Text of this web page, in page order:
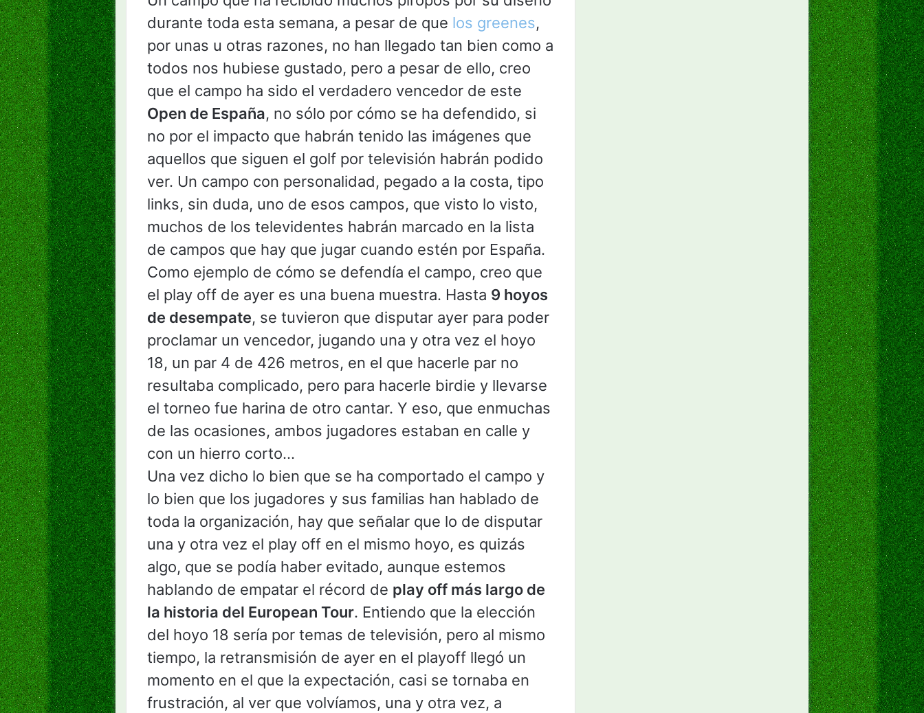
durante toda esta semana, a pesar de que los greenes,
por unas u otras razones, no han llegado tan bien como a
todos nos hubiese gustado, pero a pesar de ello, creo
que el campo ha sido el verdadero vencedor de este
Open de España, no sólo por cómo se ha defendido, si
no por el impacto que habrán tenido las imágenes que
aquellos que siguen el golf por televisión habrán podido
ver. Un campo con personalidad, pegado a la costa, tipo
links, sin duda, uno de esos campos, que visto lo visto,
muchos de los televidentes habrán marcado en la lista
de campos que hay que jugar cuando estén por España.
Como ejemplo de cómo se defendía el campo, creo que
el play off de ayer es una buena muestra. Hasta 9 hoyos
de desempate, se tuvieron que disputar ayer para poder
proclamar un vencedor, jugando una y otra vez el hoyo
18, un par 4 de 426 metros, en el que hacerle par no
resultaba complicado, pero para hacerle birdie y llevarse
el torneo fue harina de otro cantar. Y eso, que enmuchas
de las ocasiones, ambos jugadores estaban en calle y
con un hierro corto…
Una vez dicho lo bien que se ha comportado el campo y
lo bien que los jugadores y sus familias han hablado de
toda la organización, hay que señalar que lo de disputar
una y otra vez el play off en el mismo hoyo, es quizás
algo, que se podía haber evitado, aunque estemos
hablando de empatar el récord de play off más largo de
la historia del European Tour. Entiendo que la elección
del hoyo 18 sería por temas de televisión, pero al mismo
tiempo, la retransmisión de ayer en el playoff llegó un
momento en el que la expectación, casi se tornaba en
frustración, al ver que volvíamos, una y otra vez, a